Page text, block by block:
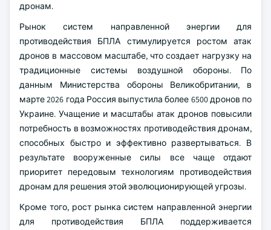
дронам.
Рынок систем направленной энергии для
противодействия БПЛА стимулируется ростом атак
дронов в массовом масштабе, что создает нагрузку на
традиционные системы воздушной обороны. По
данным Министерства обороны Великобритании, в
марте 2026 года Россия выпустила более 6500 дронов по
Украине. Учащение и масштабы атак дронов повысили
потребность в возможностях противодействия дронам,
способных быстро и эффективно развертываться. В
результате вооруженные силы все чаще отдают
приоритет передовым технологиям противодействия
дронам для решения этой эволюционирующей угрозы.
Кроме того, рост рынка систем направленной энергии
для противодействия БПЛА поддерживается